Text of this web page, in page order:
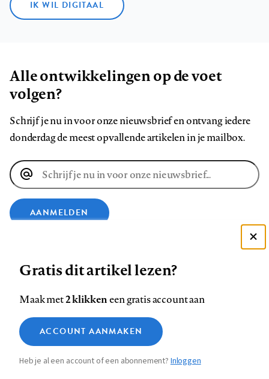
IK WIL DIGITAAL
Alle ontwikkelingen op de voet
volgen?
Schrijf je nu in voor onze nieuwsbrief en ontvang iedere
donderdag de meest opvallende artikelen in je mailbox.
E-
mailadres
AANMELDEN
op
Facebook
op
LinkedIn
op
Bluesky
ons
op
InstagramYouTube
Footer
Contact Colofon Disclaimer Privacy
Medische vragen verdienen
betrouwbare antwoorden
Zie onze cookie policy
Analytische cookies
Marketing cookies
Gratis dit artikel lezen?
Maak met2 klikkeneen gratis account aan
ACCOUNT AANMAKEN
Heb je al een account of een abonnement?Inloggen